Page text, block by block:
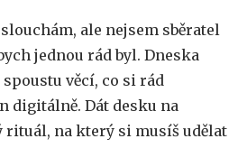
ale nejsem sběratel
jednou rád byl. Dneska
věcí, co si rád
digitálně. Dát desku na
rituál, na který si musíš udělat